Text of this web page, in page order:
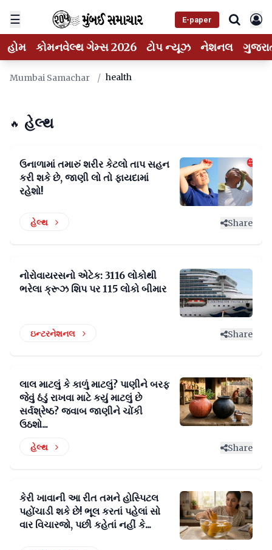
☰ E-paper
હોમ કોમનવેલ્થ ગેમ્સ 2026 ટોપ ન્યૂઝ નેશનલ
Mumbai Samachar / health
🔥 હેલ્થ
ઉનાળામાં તમારું શરીર કેટલો તાપ સહન
કરી શકે છે, જાણી લો તો ફાયદામાં
રહેશો!
હેલ્થ Share
નોરોવાયરસનો એટેક: 3116 લોકોથી
ભરેલા ક્રૂઝ શિપ પર 115 લોકો બીમાર
ઇન્ટરનેશનલ Share
લાલ માટલું કે કાળું માટલું? પાણીને બરફ
જેવું ઠંડું રાખવા માટે કયું માટલું છે
સર્વશ્રેષ્ઠ? જવાબ જાણીને ચોંકી
ઉઠશો...
હેલ્થ Share
કેરી ખાવાની આ રીત તમને હોસ્પિટલ
પહોંચાડી શકે છે! ભૂલ કરતાં પહેલાં સો
વાર વિચારજો, પછી કહેતાં નહીં કે...